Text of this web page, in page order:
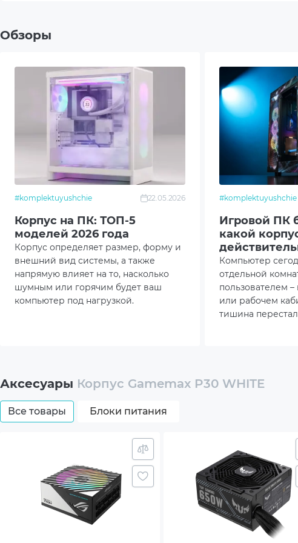
Слоты расширения 7
Высота кулера CPU 168mm
Длина видеокарты 355mm
Длина блока питания 160mm
Охлаждение (установлено) Bottom:
Rear:
Охлаждение (опционально) Top:
Bottom:
Вес (без упаковки), кг 4.7
Цвет Белый
Страна-производитель товара Китай
Обзоры
#komplektuyushchie 22.05.2026
Корпус на ПК: ТОП-5
моделей 2026 года
Корпус определяет размер, форму и
внешний вид системы, а также
напрямую влияет на то, насколько
шумным или горячим будет ваш
компьютер под нагрузкой.
#komplektuyushchie
Игровой ПК
какой
тихо?
Компьютер
отдельной
пользователем –
или рабочем
тишина
Аксесуары Корпус Gamemax P30 WHITE
Все товары Блоки питания